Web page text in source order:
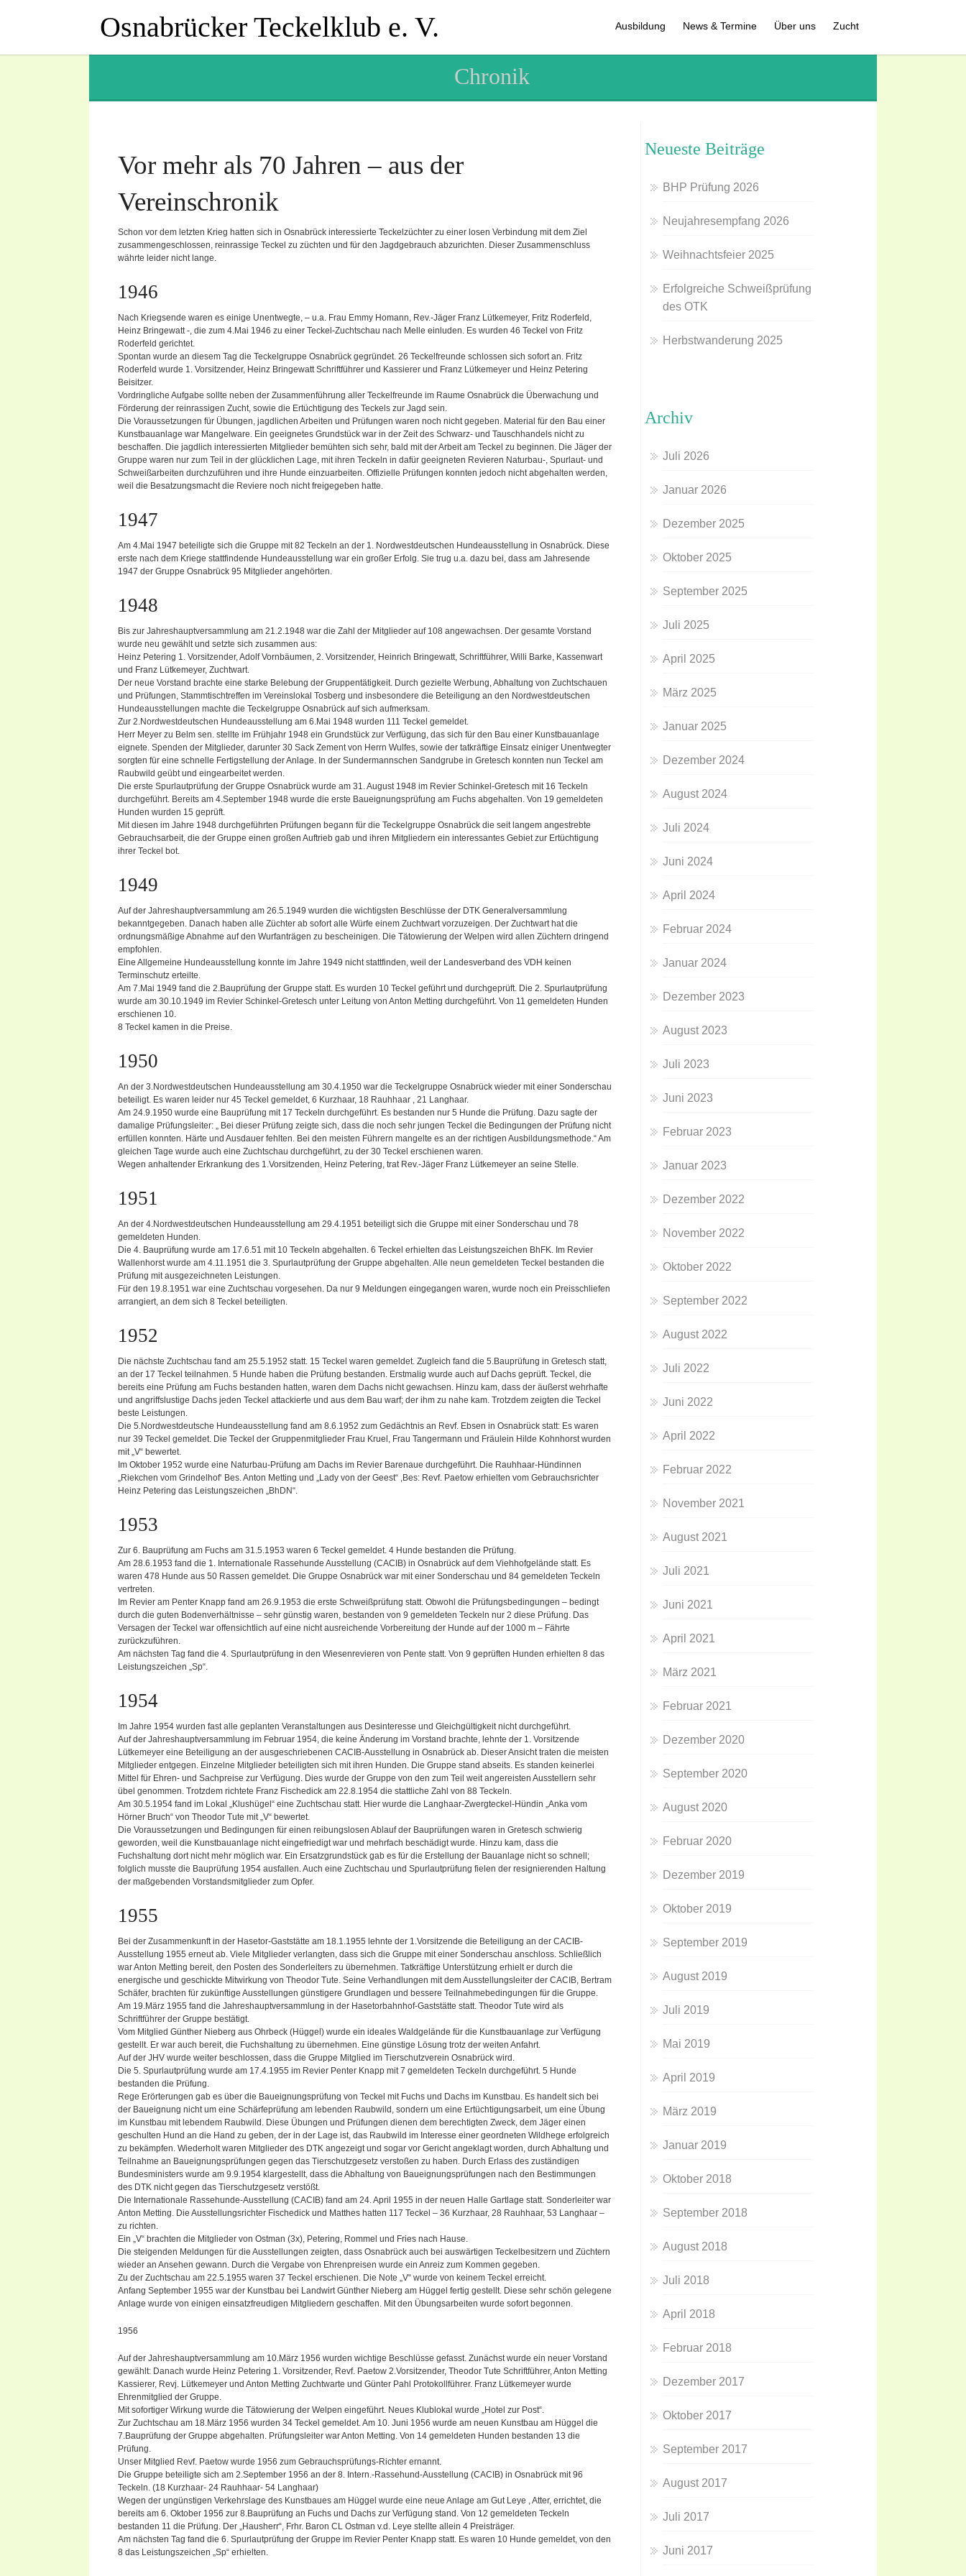
Osnabrücker Teckelklub e. V. Ausbildung News & Termine Über uns Zucht
Chronik
Vor mehr als 70 Jahren – aus der
Vereinschronik
Schon vor dem letzten Krieg hatten sich in Osnabrück interessierte Teckelzüchter zu einer losen Verbindung mit dem Ziel
zusammengeschlossen, reinrassige Teckel zu züchten und für den Jagdgebrauch abzurichten. Dieser Zusammenschluss
währte leider nicht lange.
1946
Nach Kriegsende waren es einige Unentwegte, – u.a. Frau Emmy Homann, Rev.-Jäger Franz Lütkemeyer, Fritz Roderfeld,
Heinz Bringewatt -, die zum 4.Mai 1946 zu einer Teckel-Zuchtschau nach Melle einluden. Es wurden 46 Teckel von Fritz
Roderfeld gerichtet.
Spontan wurde an diesem Tag die Teckelgruppe Osnabrück gegründet. 26 Teckelfreunde schlossen sich sofort an. Fritz
Roderfeld wurde 1. Vorsitzender, Heinz Bringewatt Schriftführer und Kassierer und Franz Lütkemeyer und Heinz Petering
Beisitzer.
Vordringliche Aufgabe sollte neben der Zusammenführung aller Teckelfreunde im Raume Osnabrück die Überwachung und
Förderung der reinrassigen Zucht, sowie die Ertüchtigung des Teckels zur Jagd sein.
Die Voraussetzungen für Übungen, jagdlichen Arbeiten und Prüfungen waren noch nicht gegeben. Material für den Bau einer
Kunstbauanlage war Mangelware. Ein geeignetes Grundstück war in der Zeit des Schwarz- und Tauschhandels nicht zu
beschaffen. Die jagdlich interessierten Mitglieder bemühten sich sehr, bald mit der Arbeit am Teckel zu beginnen. Die Jäger der
Gruppe waren nur zum Teil in der glücklichen Lage, mit ihren Teckeln in dafür geeigneten Revieren Naturbau-, Spurlaut- und
Schweißarbeiten durchzuführen und ihre Hunde einzuarbeiten. Offizielle Prüfungen konnten jedoch nicht abgehalten werden,
weil die Besatzungsmacht die Reviere noch nicht freigegeben hatte.
1947
Am 4.Mai 1947 beteiligte sich die Gruppe mit 82 Teckeln an der 1. Nordwestdeutschen Hundeausstellung in Osnabrück. Diese
erste nach dem Kriege stattfindende Hundeausstellung war ein großer Erfolg. Sie trug u.a. dazu bei, dass am Jahresende
1947 der Gruppe Osnabrück 95 Mitglieder angehörten.
1948
Bis zur Jahreshauptversammlung am 21.2.1948 war die Zahl der Mitglieder auf 108 angewachsen. Der gesamte Vorstand
wurde neu gewählt und setzte sich zusammen aus:
Heinz Petering 1. Vorsitzender, Adolf Vornbäumen, 2. Vorsitzender, Heinrich Bringewatt, Schriftführer, Willi Barke, Kassenwart
und Franz Lütkemeyer, Zuchtwart.
Der neue Vorstand brachte eine starke Belebung der Gruppentätigkeit. Durch gezielte Werbung, Abhaltung von Zuchtschauen
und Prüfungen, Stammtischtreffen im Vereinslokal Tosberg und insbesondere die Beteiligung an den Nordwestdeutschen
Hundeausstellungen machte die Teckelgruppe Osnabrück auf sich aufmerksam.
Zur 2.Nordwestdeutschen Hundeausstellung am 6.Mai 1948 wurden 111 Teckel gemeldet.
Herr Meyer zu Belm sen. stellte im Frühjahr 1948 ein Grundstück zur Verfügung, das sich für den Bau einer Kunstbauanlage
eignete. Spenden der Mitglieder, darunter 30 Sack Zement von Herrn Wulfes, sowie der tatkräftige Einsatz einiger Unentwegter
sorgten für eine schnelle Fertigstellung der Anlage. In der Sundermannschen Sandgrube in Gretesch konnten nun Teckel am
Raubwild geübt und eingearbeitet werden.
Die erste Spurlautprüfung der Gruppe Osnabrück wurde am 31. August 1948 im Revier Schinkel-Gretesch mit 16 Teckeln
durchgeführt. Bereits am 4.September 1948 wurde die erste Baueignungsprüfung am Fuchs abgehalten. Von 19 gemeldeten
Hunden wurden 15 geprüft.
Mit diesen im Jahre 1948 durchgeführten Prüfungen begann für die Teckelgruppe Osnabrück die seit langem angestrebte
Gebrauchsarbeit, die der Gruppe einen großen Auftrieb gab und ihren Mitgliedern ein interessantes Gebiet zur Ertüchtigung
ihrer Teckel bot.
1949
Auf der Jahreshauptversammlung am 26.5.1949 wurden die wichtigsten Beschlüsse der DTK Generalversammlung
bekanntgegeben. Danach haben alle Züchter ab sofort alle Würfe einem Zuchtwart vorzuzeigen. Der Zuchtwart hat die
ordnungsmäßige Abnahme auf den Wurfanträgen zu bescheinigen. Die Tätowierung der Welpen wird allen Züchtern dringend
empfohlen.
Eine Allgemeine Hundeausstellung konnte im Jahre 1949 nicht stattfinden, weil der Landesverband des VDH keinen
Terminschutz erteilte.
Am 7.Mai 1949 fand die 2.Bauprüfung der Gruppe statt. Es wurden 10 Teckel geführt und durchgeprüft. Die 2. Spurlautprüfung
wurde am 30.10.1949 im Revier Schinkel-Gretesch unter Leitung von Anton Metting durchgeführt. Von 11 gemeldeten Hunden
erschienen 10.
8 Teckel kamen in die Preise.
1950
An der 3.Nordwestdeutschen Hundeausstellung am 30.4.1950 war die Teckelgruppe Osnabrück wieder mit einer Sonderschau
beteiligt. Es waren leider nur 45 Teckel gemeldet, 6 Kurzhaar, 18 Rauhhaar , 21 Langhaar.
Am 24.9.1950 wurde eine Bauprüfung mit 17 Teckeln durchgeführt. Es bestanden nur 5 Hunde die Prüfung. Dazu sagte der
damalige Prüfungsleiter: „ Bei dieser Prüfung zeigte sich, dass die noch sehr jungen Teckel die Bedingungen der Prüfung nicht
erfüllen konnten. Härte und Ausdauer fehlten. Bei den meisten Führern mangelte es an der richtigen Ausbildungsmethode.“ Am
gleichen Tage wurde auch eine Zuchtschau durchgeführt, zu der 30 Teckel erschienen waren.
Wegen anhaltender Erkrankung des 1.Vorsitzenden, Heinz Petering, trat Rev.-Jäger Franz Lütkemeyer an seine Stelle.
1951
An der 4.Nordwestdeutschen Hundeausstellung am 29.4.1951 beteiligt sich die Gruppe mit einer Sonderschau und 78
gemeldeten Hunden.
Die 4. Bauprüfung wurde am 17.6.51 mit 10 Teckeln abgehalten. 6 Teckel erhielten das Leistungszeichen BhFK. Im Revier
Wallenhorst wurde am 4.11.1951 die 3. Spurlautprüfung der Gruppe abgehalten. Alle neun gemeldeten Teckel bestanden die
Prüfung mit ausgezeichneten Leistungen.
Für den 19.8.1951 war eine Zuchtschau vorgesehen. Da nur 9 Meldungen eingegangen waren, wurde noch ein Preisschliefen
arrangiert, an dem sich 8 Teckel beteiligten.
1952
Die nächste Zuchtschau fand am 25.5.1952 statt. 15 Teckel waren gemeldet. Zugleich fand die 5.Bauprüfung in Gretesch statt,
an der 17 Teckel teilnahmen. 5 Hunde haben die Prüfung bestanden. Erstmalig wurde auch auf Dachs geprüft. Teckel, die
bereits eine Prüfung am Fuchs bestanden hatten, waren dem Dachs nicht gewachsen. Hinzu kam, dass der äußerst wehrhafte
und angriffslustige Dachs jeden Teckel attackierte und aus dem Bau warf; der ihm zu nahe kam. Trotzdem zeigten die Teckel
beste Leistungen.
Die 5.Nordwestdeutsche Hundeausstellung fand am 8.6.1952 zum Gedächtnis an Revf. Ebsen in Osnabrück statt: Es waren
nur 39 Teckel gemeldet. Die Teckel der Gruppenmitglieder Frau Kruel, Frau Tangermann und Fräulein Hilde Kohnhorst wurden
mit „V“ bewertet.
Im Oktober 1952 wurde eine Naturbau-Prüfung am Dachs im Revier Barenaue durchgeführt. Die Rauhhaar-Hündinnen
„Riekchen vom Grindelhof‘ Bes. Anton Metting und „Lady von der Geest“ ,Bes: Revf. Paetow erhielten vom Gebrauchsrichter
Heinz Petering das Leistungszeichen „BhDN“.
1953
Zur 6. Bauprüfung am Fuchs am 31.5.1953 waren 6 Teckel gemeldet. 4 Hunde bestanden die Prüfung.
Am 28.6.1953 fand die 1. Internationale Rassehunde Ausstellung (CACIB) in Osnabrück auf dem Viehhofgelände statt. Es
waren 478 Hunde aus 50 Rassen gemeldet. Die Gruppe Osnabrück war mit einer Sonderschau und 84 gemeldeten Teckeln
vertreten.
Im Revier am Penter Knapp fand am 26.9.1953 die erste Schweißprüfung statt. Obwohl die Prüfungsbedingungen – bedingt
durch die guten Bodenverhältnisse – sehr günstig waren, bestanden von 9 gemeldeten Teckeln nur 2 diese Prüfung. Das
Versagen der Teckel war offensichtlich auf eine nicht ausreichende Vorbereitung der Hunde auf der 1000 m – Fährte
zurückzuführen.
Am nächsten Tag fand die 4. Spurlautprüfung in den Wiesenrevieren von Pente statt. Von 9 geprüften Hunden erhielten 8 das
Leistungszeichen „Sp“.
1954
Im Jahre 1954 wurden fast alle geplanten Veranstaltungen aus Desinteresse und Gleichgültigkeit nicht durchgeführt.
Auf der Jahreshauptversammlung im Februar 1954, die keine Änderung im Vorstand brachte, lehnte der 1. Vorsitzende
Lütkemeyer eine Beteiligung an der ausgeschriebenen CACIB-Ausstellung in Osnabrück ab. Dieser Ansicht traten die meisten
Mitglieder entgegen. Einzelne Mitglieder beteiligten sich mit ihren Hunden. Die Gruppe stand abseits. Es standen keinerlei
Mittel für Ehren- und Sachpreise zur Verfügung. Dies wurde der Gruppe von den zum Teil weit angereisten Ausstellern sehr
übel genommen. Trotzdem richtete Franz Fischedick am 22.8.1954 die stattliche Zahl von 88 Teckeln.
Am 30.5.1954 fand im Lokal „Klushügel“ eine Zuchtschau statt. Hier wurde die Langhaar-Zwergteckel-Hündin „Anka vom
Hörner Bruch“ von Theodor Tute mit „V“ bewertet.
Die Voraussetzungen und Bedingungen für einen reibungslosen Ablauf der Bauprüfungen waren in Gretesch schwierig
geworden, weil die Kunstbauanlage nicht eingefriedigt war und mehrfach beschädigt wurde. Hinzu kam, dass die
Fuchshaltung dort nicht mehr möglich war. Ein Ersatzgrundstück gab es für die Erstellung der Bauanlage nicht so schnell;
folglich musste die Bauprüfung 1954 ausfallen. Auch eine Zuchtschau und Spurlautprüfung fielen der resignierenden Haltung
der maßgebenden Vorstandsmitglieder zum Opfer.
1955
Bei der Zusammenkunft in der Hasetor-Gaststätte am 18.1.1955 lehnte der 1.Vorsitzende die Beteiligung an der CACIB-
Ausstellung 1955 erneut ab. Viele Mitglieder verlangten, dass sich die Gruppe mit einer Sonderschau anschloss. Schließlich
war Anton Metting bereit, den Posten des Sonderleiters zu übernehmen. Tatkräftige Unterstützung erhielt er durch die
energische und geschickte Mitwirkung von Theodor Tute. Seine Verhandlungen mit dem Ausstellungsleiter der CACIB, Bertram
Schäfer, brachten für zukünftige Ausstellungen günstigere Grundlagen und bessere Teilnahmebedingungen für die Gruppe.
Am 19.März 1955 fand die Jahreshauptversammlung in der Hasetorbahnhof-Gaststätte statt. Theodor Tute wird als
Schriftführer der Gruppe bestätigt.
Vom Mitglied Günther Nieberg aus Ohrbeck (Hüggel) wurde ein ideales Waldgelände für die Kunstbauanlage zur Verfügung
gestellt. Er war auch bereit, die Fuchshaltung zu übernehmen. Eine günstige Lösung trotz der weiten Anfahrt.
Auf der JHV wurde weiter beschlossen, dass die Gruppe Mitglied im Tierschutzverein Osnabrück wird.
Die 5. Spurlautprüfung wurde am 17.4.1955 im Revier Penter Knapp mit 7 gemeldeten Teckeln durchgeführt. 5 Hunde
bestanden die Prüfung.
Rege Erörterungen gab es über die Baueignungsprüfung von Teckel mit Fuchs und Dachs im Kunstbau. Es handelt sich bei
der Baueignung nicht um eine Schärfeprüfung am lebenden Raubwild, sondern um eine Ertüchtigungsarbeit, um eine Übung
im Kunstbau mit lebendem Raubwild. Diese Übungen und Prüfungen dienen dem berechtigten Zweck, dem Jäger einen
geschulten Hund an die Hand zu geben, der in der Lage ist, das Raubwild im Interesse einer geordneten Wildhege erfolgreich
zu bekämpfen. Wiederholt waren Mitglieder des DTK angezeigt und sogar vor Gericht angeklagt worden, durch Abhaltung und
Teilnahme an Baueignungsprüfungen gegen das Tierschutzgesetz verstoßen zu haben. Durch Erlass des zuständigen
Bundesministers wurde am 9.9.1954 klargestellt, dass die Abhaltung von Baueignungsprüfungen nach den Bestimmungen
des DTK nicht gegen das Tierschutzgesetz verstößt.
Die Internationale Rassehunde-Ausstellung (CACIB) fand am 24. April 1955 in der neuen Halle Gartlage statt. Sonderleiter war
Anton Metting. Die Ausstellungsrichter Fischedick und Matthes hatten 117 Teckel – 36 Kurzhaar, 28 Rauhhaar, 53 Langhaar –
zu richten.
Ein „V“ brachten die Mitglieder von Ostman (3x), Petering, Rommel und Fries nach Hause.
Die steigenden Meldungen für die Ausstellungen zeigten, dass Osnabrück auch bei auswärtigen Teckelbesitzern und Züchtern
wieder an Ansehen gewann. Durch die Vergabe von Ehrenpreisen wurde ein Anreiz zum Kommen gegeben.
Zu der Zuchtschau am 22.5.1955 waren 37 Teckel erschienen. Die Note „V“ wurde von keinem Teckel erreicht.
Anfang September 1955 war der Kunstbau bei Landwirt Günther Nieberg am Hüggel fertig gestellt. Diese sehr schön gelegene
Anlage wurde von einigen einsatzfreudigen Mitgliedern geschaffen. Mit den Übungsarbeiten wurde sofort begonnen.
1956
Auf der Jahreshauptversammlung am 10.März 1956 wurden wichtige Beschlüsse gefasst. Zunächst wurde ein neuer Vorstand
gewählt: Danach wurde Heinz Petering 1. Vorsitzender, Revf. Paetow 2.Vorsitzender, Theodor Tute Schriftführer, Anton Metting
Kassierer, Revj. Lütkemeyer und Anton Metting Zuchtwarte und Günter Pahl Protokollführer. Franz Lütkemeyer wurde
Ehrenmitglied der Gruppe.
Mit sofortiger Wirkung wurde die Tätowierung der Welpen eingeführt. Neues Klublokal wurde „Hotel zur Post“.
Zur Zuchtschau am 18.März 1956 wurden 34 Teckel gemeldet. Am 10. Juni 1956 wurde am neuen Kunstbau am Hüggel die
7.Bauprüfung der Gruppe abgehalten. Prüfungsleiter war Anton Metting. Von 14 gemeldeten Hunden bestanden 13 die
Prüfung.
Unser Mitglied Revf. Paetow wurde 1956 zum Gebrauchsprüfungs-Richter ernannt.
Die Gruppe beteiligte sich am 2.September 1956 an der 8. Intern.-Rassehund-Ausstellung (CACIB) in Osnabrück mit 96
Teckeln. (18 Kurzhaar- 24 Rauhhaar- 54 Langhaar)
Wegen der ungünstigen Verkehrslage des Kunstbaues am Hüggel wurde eine neue Anlage am Gut Leye , Atter, errichtet, die
bereits am 6. Oktober 1956 zur 8.Bauprüfung an Fuchs und Dachs zur Verfügung stand. Von 12 gemeldeten Teckeln
bestanden 11 die Prüfung. Der „Hausherr“, Frhr. Baron CL Ostman v.d. Leye stellte allein 4 Preisträger.
Am nächsten Tag fand die 6. Spurlautprüfung der Gruppe im Revier Penter Knapp statt. Es waren 10 Hunde gemeldet, von den
8 das Leistungszeichen „Sp“ erhielten.
Neueste Beiträge
BHP Prüfung 2026
Neujahresempfang 2026
Weihnachtsfeier 2025
Erfolgreiche Schweißprüfung
des OTK
Herbstwanderung 2025
Archiv
Juli 2026
Januar 2026
Dezember 2025
Oktober 2025
September 2025
Juli 2025
April 2025
März 2025
Januar 2025
Dezember 2024
August 2024
Juli 2024
Juni 2024
April 2024
Februar 2024
Januar 2024
Dezember 2023
August 2023
Juli 2023
Juni 2023
Februar 2023
Januar 2023
Dezember 2022
November 2022
Oktober 2022
September 2022
August 2022
Juli 2022
Juni 2022
April 2022
Februar 2022
November 2021
August 2021
Juli 2021
Juni 2021
April 2021
März 2021
Februar 2021
Dezember 2020
September 2020
August 2020
Februar 2020
Dezember 2019
Oktober 2019
September 2019
August 2019
Juli 2019
Mai 2019
April 2019
März 2019
Januar 2019
Oktober 2018
September 2018
August 2018
Juli 2018
April 2018
Februar 2018
Dezember 2017
Oktober 2017
September 2017
August 2017
Juli 2017
Juni 2017